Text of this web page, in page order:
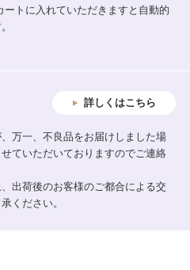
トに入れていただきますと自動的
詳しくはこちら
万一、不良品をお届けしました場
ていただいておりますのでご連絡
出荷後のお客様のご都合による交
ください。